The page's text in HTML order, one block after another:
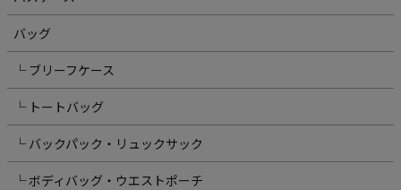
バッグ
└ ブリーフケース
└ トートバッグ
└ バックパック・リュックサック
└ ボディバッグ・ウエストポーチ